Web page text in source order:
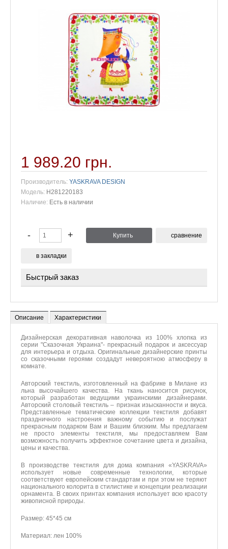
1 989.20 грн.
Производитель: YASKRAVA DESIGN
Модель: H281220183
Наличие: Есть в наличии
сравнение
в закладки
Быстрый заказ
мы могли связаться с Вами
*Имя
Комментарий
Отправить
Описание Характеристики
Дизайнерская декоративная наволочка из 100% хлопка из
серии "Сказочная Украина"- прекрасный подарок и аксессуар
для интерьера и отдыха. Оригинальные дизайнерские принты
со сказочными героями создадут невероятною атмосферу в
комнате.
Авторский текстиль, изготовленный на фабрике в Милане из
льна высочайшего качества. На ткань наносится рисунок,
который разработан ведущими украинскими дизайнерами.
Авторский столовый текстиль – признак изысканности и вкуса.
Представленные тематические коллекции текстиля добавят
праздничного настроения важному событию и послужат
прекрасным подарком Вам и Вашим близким. Мы предлагаем
не просто элементы текстиля, мы предоставляем Вам
возможность получить эффектное сочетание цвета и дизайна,
цены и качества.
В производстве текстиля для дома компания «YASKRAVA»
использует новые современные технологии, которые
соответствуют европейским стандартам и при этом не теряют
национального колорита в стилистике и концепции реализации
орнамента. В своих принтах компания использует всю красоту
живописной природы.
Размер: 45*45 см
Материал: лен 100%